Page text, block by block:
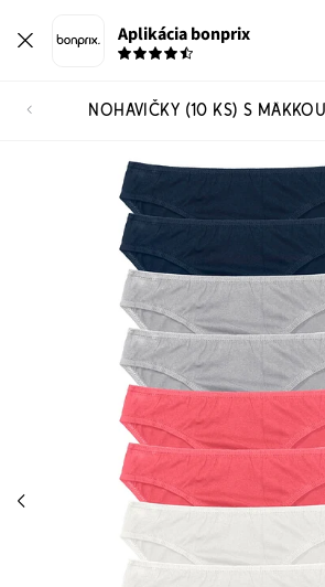
Aplikácia bonprix
NOHAVIČKY (10 KS) S